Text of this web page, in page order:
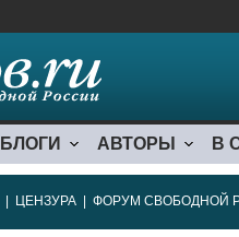
БЛОГИ АВТОРЫ В
ЦЕНЗУРА ФОРУМ СВОБОДНОЙ